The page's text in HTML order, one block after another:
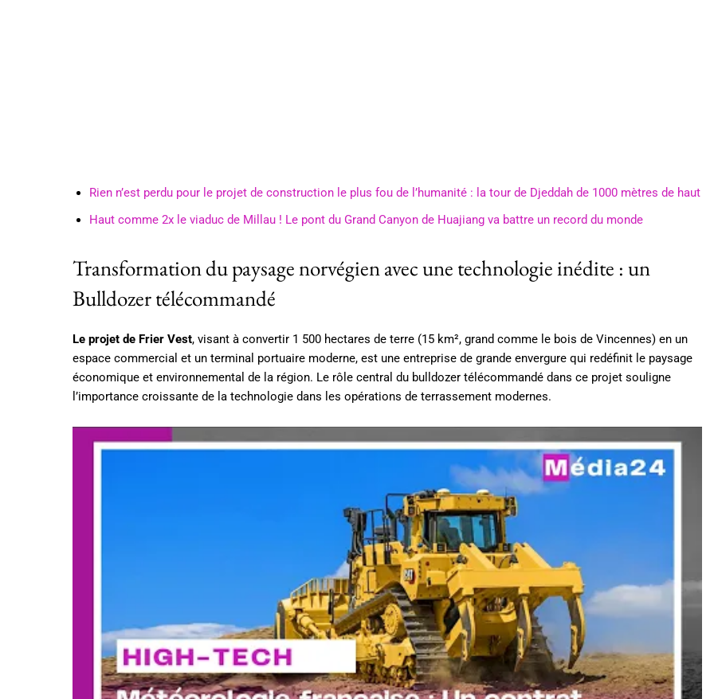
Rien n’est perdu pour le projet de construction le plus fou de l’humanité : la tour de Djeddah de 1000 mètres de haut
Haut comme 2x le viaduc de Millau ! Le pont du Grand Canyon de Huajiang va battre un record du monde
Transformation du paysage norvégien avec une technologie inédite : un
Bulldozer télécommandé
Le projet de Frier Vest, visant à convertir 1 500 hectares de terre (15 km², grand comme le bois de Vincennes) en un
espace commercial et un terminal portuaire moderne, est une entreprise de grande envergure qui redéfinit le paysage
économique et environnemental de la région. Le rôle central du bulldozer télécommandé dans ce projet souligne
l’importance croissante de la technologie dans les opérations de terrassement modernes.